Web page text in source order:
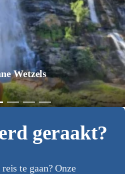
Wetzels
geraakt?
te gaan? Onze